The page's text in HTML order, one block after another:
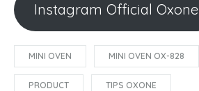
Instagram Official Oxone
MINI OVEN MINI OVEN OX-828
PRODUCT TIPS OXONE